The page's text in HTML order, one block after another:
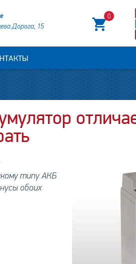
0
Дорога, 15
типу АКБ
обоих